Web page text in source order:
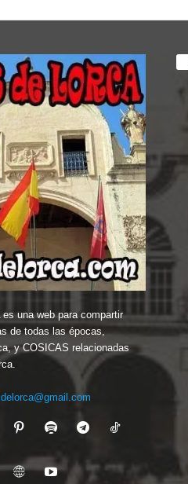
una web para compartir
de todas las épocas,
y COSICAS relacionadas